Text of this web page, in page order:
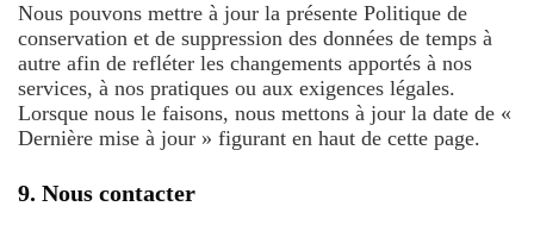
Nous pouvons mettre à jour la présente Politique de
conservation et de suppression des données de temps à
autre afin de refléter les changements apportés à nos
services, à nos pratiques ou aux exigences légales.
Lorsque nous le faisons, nous mettons à jour la date de «
Dernière mise à jour » figurant en haut de cette page.
9. Nous contacter